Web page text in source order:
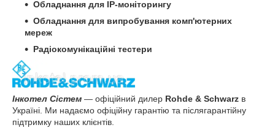
Обладнання для IP-моніторингу
Обладнання для випробування комп'ютерних
мереж
Радіокомунікаційні тестери
Інкотел Сістем ― офіційний дилер Rohde & Schwarz в
Україні. Ми надаємо офіційну гарантію та післягарантійну
підтримку наших клієнтів.